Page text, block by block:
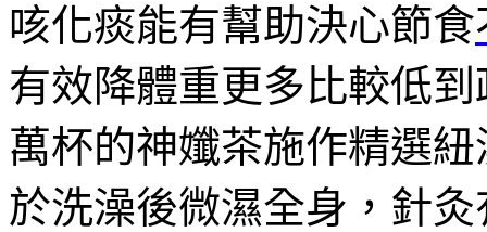
咳化痰能有幫助決心節食
有效降體重更多比較低
萬杯的神孅茶施作精選
於洗澡後微濕全身，針